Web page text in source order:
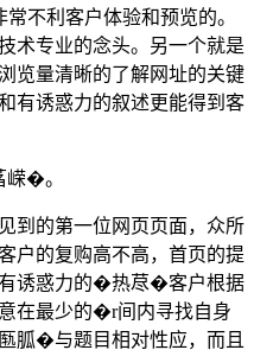
不利客户体验和预览的。
术专业的念头。另一个就是
览量清晰的了解网址的关键
有诱惑力的叙述更能得到客
嵘�。
到的第一位网页页面，众所
户的复购高不高，首页的提
诱惑力的�热荩�客户根据
在最少的�r间内寻找自身
胍�与题目相对性应，而且